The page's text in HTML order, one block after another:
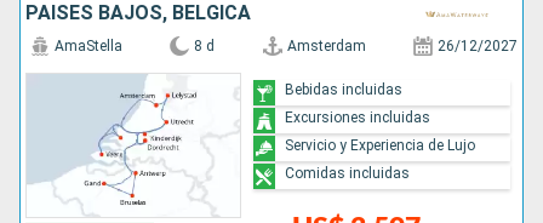
PAISES BAJOS, BÉLGICA
AmaStella 8 d Amsterdam 26/12/2027
Bebidas incluidas
Excursiones incluidas
Servicio y Experiencia de Lujo
Comidas incluidas